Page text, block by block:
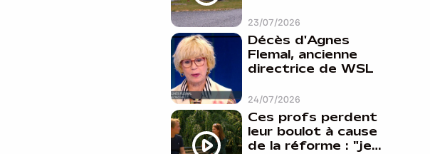
23/07/2026
24/07/2026
Décès d'Agnes
Flemal, ancienne
directrice de WSL
Ces profs perdent
leur boulot à cause
de la réforme : "je